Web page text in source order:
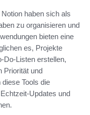
haben sich als
zu organisieren und
bieten eine
es, Projekte
Do-Listen erstellen,
Priorität und
Tools die
Updates und